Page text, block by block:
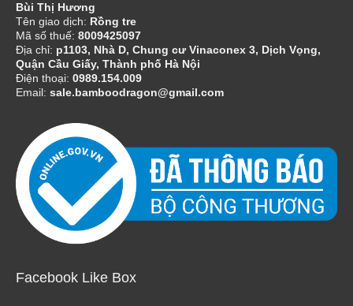
Bùi Thị Hương
Tên giao dịch: Rồng tre
Mã số thuế: 8009425097
Địa chỉ: p1103, Nhà D, Chung cư Vinaconex 3, Dịch Vọng,
Quận Cầu Giấy, Thành phố Hà Nội
Điện thoại: 0989.154.009
Email: sale.bamboodragon@gmail.com
Facebook Like Box